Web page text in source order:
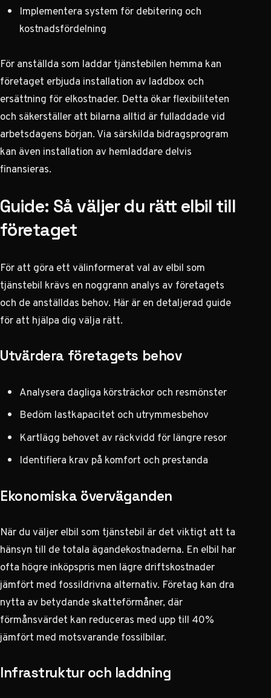
Implementera system för debitering och
kostnadsfördelning
För anställda som laddar tjänstebilen hemma kan
företaget erbjuda installation av laddbox och
ersättning för elkostnader. Detta ökar flexibiliteten
och säkerställer att bilarna alltid är fulladdade vid
arbetsdagens början. Via särskilda bidragsprogram
kan även installation av hemladdare delvis
finansieras.
Guide: Så väljer du rätt elbil till
företaget
För att göra ett välinformerat val av elbil som
tjänstebil krävs en noggrann analys av företagets
och de anställdas behov. Här är en detaljerad guide
för att hjälpa dig välja rätt.
Utvärdera företagets behov
Analysera dagliga körsträckor och resmönster
Bedöm lastkapacitet och utrymmesbehov
Kartlägg behovet av räckvidd för längre resor
Identifiera krav på komfort och prestanda
Ekonomiska överväganden
När du väljer elbil som tjänstebil är det viktigt att ta
hänsyn till de totala ägandekostnaderna. En elbil har
ofta högre inköpspris men lägre driftskostnader
jämfört med fossildrivna alternativ. Företag kan dra
nytta av betydande skatteförmåner, där
förmånsvärdet kan reduceras med upp till 40%
jämfört med motsvarande fossilbilar.
Infrastruktur och laddning